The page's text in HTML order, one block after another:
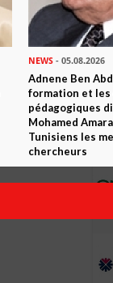
NEWS- 05.08.2026
Adnene Ben
formation et les
pédagogiques
Mohamed
Tunisiens les
chercheurs